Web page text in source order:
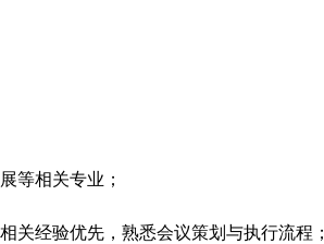
等相关专业；
关经验优先，熟悉会议策划与执行流程；